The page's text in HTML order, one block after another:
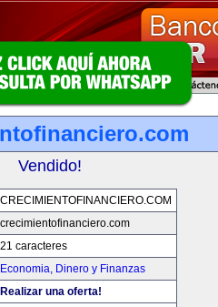
Vendido!
CRECIMIENTOFINANCIERO.COM
crecimientofinanciero.com
21 caracteres
Economia, Dinero y Finanzas
Realizar una oferta!